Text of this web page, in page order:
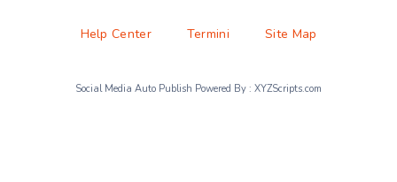
Help Center Termini Site Map
Social Media Auto Publish Powered By : XYZScripts.com